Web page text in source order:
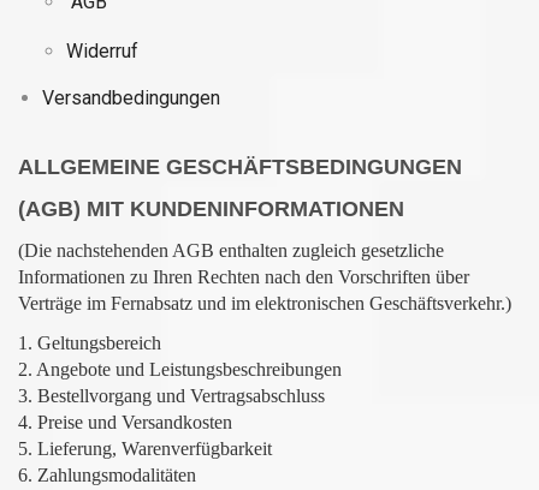
Widerruf
Versandbedingungen
ALLGEMEINE GESCHÄFTSBEDINGUNGEN
(AGB) MIT KUNDENINFORMATIONEN
(Die nachstehenden AGB enthalten zugleich gesetzliche
Informationen zu Ihren Rechten nach den Vorschriften über
Verträge im Fernabsatz und im elektronischen Geschäftsverkehr.)
1. Geltungsbereich
2. Angebote und Leistungsbeschreibungen
3. Bestellvorgang und Vertragsabschluss
4. Preise und Versandkosten
5. Lieferung, Warenverfügbarkeit
6. Zahlungsmodalitäten